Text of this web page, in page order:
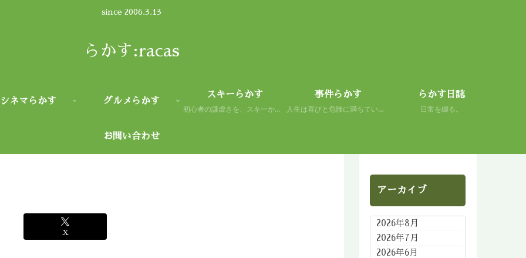
since 2006.3.13
らかす:racas
シネマらかす グルメらかす
スキーらかす
初心者の謙虚さを、スキーから学ぶ。 人生もまた然り。
事件らかす
人生は喜びと危険に満ちている。 だから面白い。
らかす日誌
日常を綴る。
お問い合わせ
X
アーカイブ
2026年8月
2026年7月
2026年6月